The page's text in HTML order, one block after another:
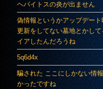
ヘパイトスの炎が出ません
偽情報というかアップデー
更新をしてない墓地とかし
イアしたんだろうね
5q6d4x
騙された ここにしかない情
かったですね